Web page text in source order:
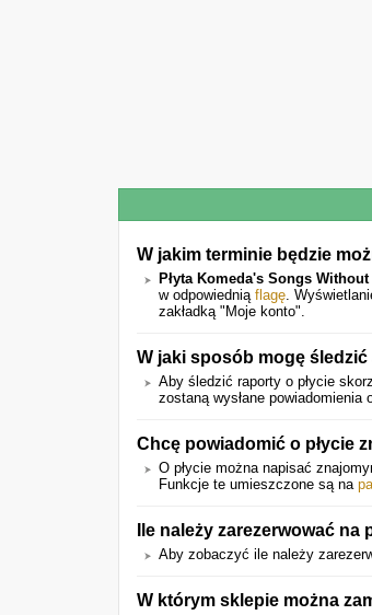
W jakim terminie będzie
Płyta Komeda's Songs
w odpowiednią flagę.
zakładką "Moje konto".
W jaki sposób mogę
Aby śledzić raporty o płycie
zostaną wysłane
Chcę powiadomić o płycie
O płycie można napisać
Funkcje te umieszczone są na
Ile należy zarezerwować na
Aby zobaczyć ile należy
W którym sklepie można